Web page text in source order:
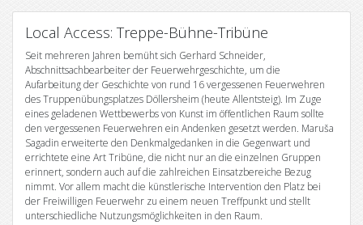
Local Access: Treppe-Bühne-Tribüne
Seit mehreren Jahren bemüht sich Gerhard Schneider,
Abschnittsachbearbeiter der Feuerwehrgeschichte, um die
Aufarbeitung der Geschichte von rund 16 vergessenen Feuerwehren
des Truppenübungsplatzes Döllersheim (heute Allentsteig). Im Zuge
eines geladenen Wettbewerbs von Kunst im öffentlichen Raum sollte
den vergessenen Feuerwehren ein Andenken gesetzt werden. Maruša
Sagadin erweiterte den Denkmalgedanken in die Gegenwart und
errichtete eine Art Tribüne, die nicht nur an die einzelnen Gruppen
erinnert, sondern auch auf die zahlreichen Einsatzbereiche Bezug
nimmt. Vor allem macht die künstlerische Intervention den Platz bei
der Freiwilligen Feuerwehr zu einem neuen Treffpunkt und stellt
unterschiedliche Nutzungsmöglichkeiten in den Raum.